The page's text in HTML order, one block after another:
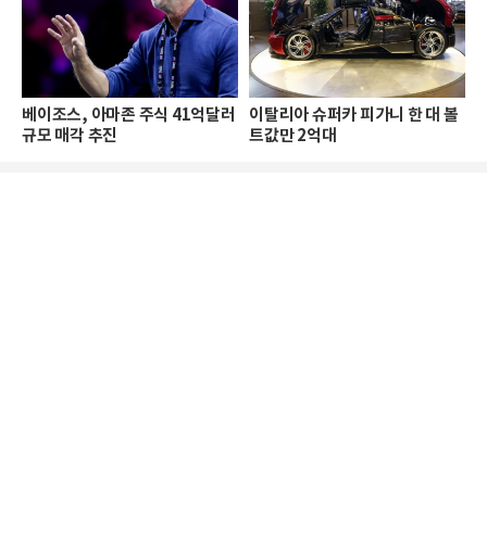
베이조스, 아마존 주식 41억달러
규모 매각 추진
이탈리아 슈퍼카 피가니 한 대 볼
트값만 2억대